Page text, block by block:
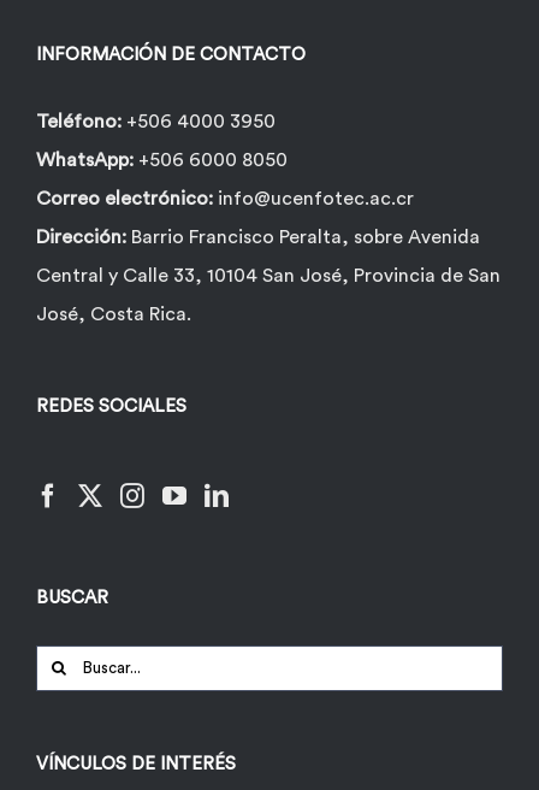
de
producto
INFORMACIÓN DE CONTACTO
Teléfono: +506 4000 3950
WhatsApp: +506 6000 8050
Correo electrónico: info@ucenfotec.ac.cr
Dirección: Barrio Francisco Peralta, sobre Avenida
Central y Calle 33, 10104 San José, Provincia de San
José, Costa Rica.
REDES SOCIALES
BUSCAR
Buscar:
VÍNCULOS DE INTERÉS